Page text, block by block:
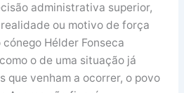
administrativa superior,
ou motivo de força
Hélder Fonseca
o de uma situação já
que venham a ocorrer, o povo